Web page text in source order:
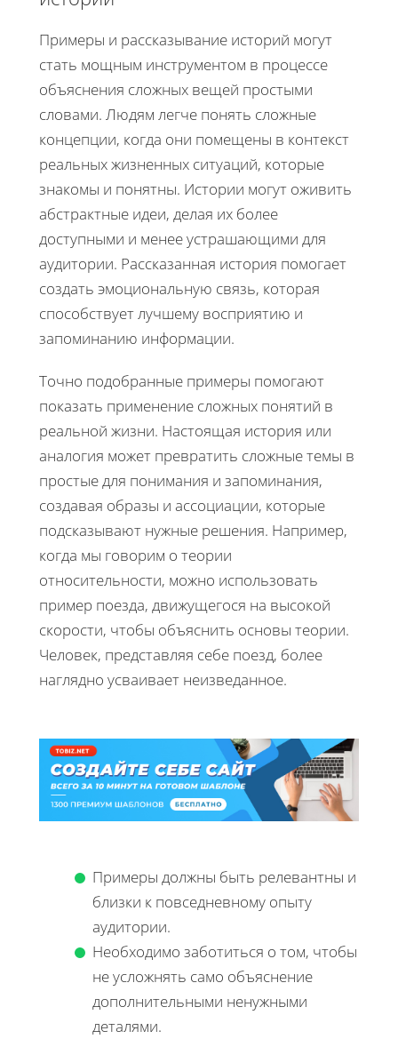
Примеры и рассказывание историй могут
стать мощным инструментом в процессе
объяснения сложных вещей простыми
словами. Людям легче понять сложные
концепции, когда они помещены в контекст
реальных жизненных ситуаций, которые
знакомы и понятны. Истории могут оживить
абстрактные идеи, делая их более
доступными и менее устрашающими для
аудитории. Рассказанная история помогает
создать эмоциональную связь, которая
способствует лучшему восприятию и
запоминанию информации.
Точно подобранные примеры помогают
показать применение сложных понятий в
реальной жизни. Настоящая история или
аналогия может превратить сложные темы в
простые для понимания и запоминания,
создавая образы и ассоциации, которые
подсказывают нужные решения. Например,
когда мы говорим о теории
относительности, можно использовать
пример поезда, движущегося на высокой
скорости, чтобы объяснить основы теории.
Человек, представляя себе поезд, более
наглядно усваивает неизведанное.
Примеры должны быть релевантны и
близки к повседневному опыту
аудитории.
Необходимо заботиться о том, чтобы
не усложнять само объяснение
дополнительными ненужными
деталями.